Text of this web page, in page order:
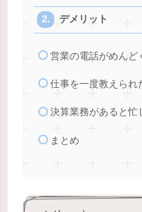
デメリット
営業の電話がめんど
仕事を一度教えられ
決算業務があると忙
まとめ